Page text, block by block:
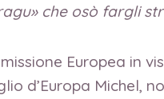
che osò fargli
Europea in
d’Europa